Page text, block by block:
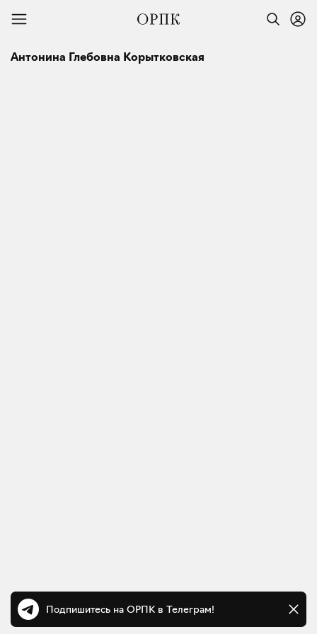
Антонина Глебовна Корытковская
Подпишитесь на ОРПК в Телеграм!